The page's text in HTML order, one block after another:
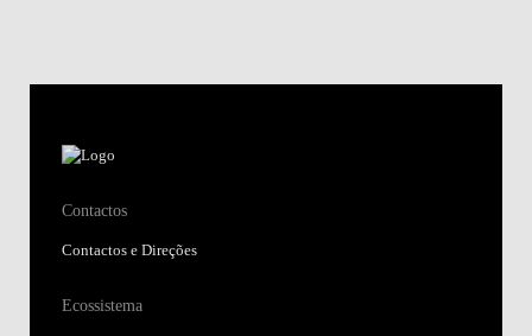
Contactos
Contactos e Direções
Ecossistema